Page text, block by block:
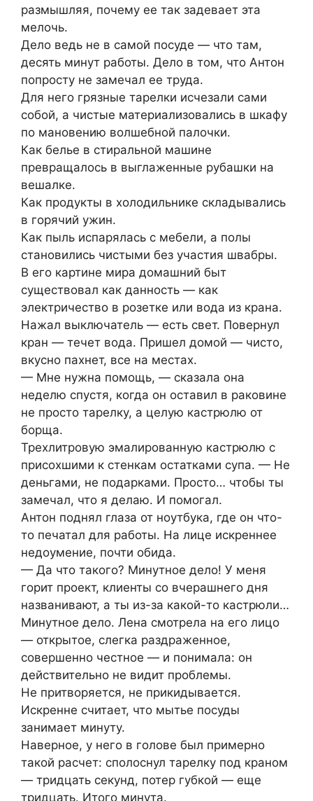
размышляя, почему ее так задевает эта
мелочь.
Дело ведь не в самой посуде — что там,
десять минут работы. Дело в том, что Антон
попросту не замечал ее труда.
Для него грязные тарелки исчезали сами
собой, а чистые материализовались в шкафу
по мановению волшебной палочки.
Как белье в стиральной машине
превращалось в выглаженные рубашки на
вешалке.
Как продукты в холодильнике складывались
в горячий ужин.
Как пыль испарялась с мебели, а полы
становились чистыми без участия швабры.
В его картине мира домашний быт
существовал как данность — как
электричество в розетке или вода из крана.
Нажал выключатель — есть свет. Повернул
кран — течет вода. Пришел домой — чисто,
вкусно пахнет, все на местах.
— Мне нужна помощь, — сказала она
неделю спустя, когда он оставил в раковине
не просто тарелку, а целую кастрюлю от
борща.
Трехлитровую эмалированную кастрюлю с
присохшими к стенкам остатками супа. — Не
деньгами, не подарками. Просто… чтобы ты
замечал, что я делаю. И помогал.
Антон поднял глаза от ноутбука, где он что-
то печатал для работы. На лице искреннее
недоумение, почти обида.
— Да что такого? Минутное дело! У меня
горит проект, клиенты со вчерашнего дня
названивают, а ты из-за какой-то кастрюли…
Минутное дело. Лена смотрела на его лицо
— открытое, слегка раздраженное,
совершенно честное — и понимала: он
действительно не видит проблемы.
Не притворяется, не прикидывается.
Искренне считает, что мытье посуды
занимает минуту.
Наверное, у него в голове был примерно
такой расчет: сполоснул тарелку под краном
— тридцать секунд, потер губкой — еще
тридцать. Итого минута.